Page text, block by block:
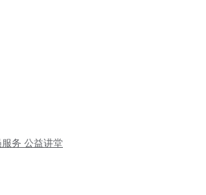
务 公益讲堂